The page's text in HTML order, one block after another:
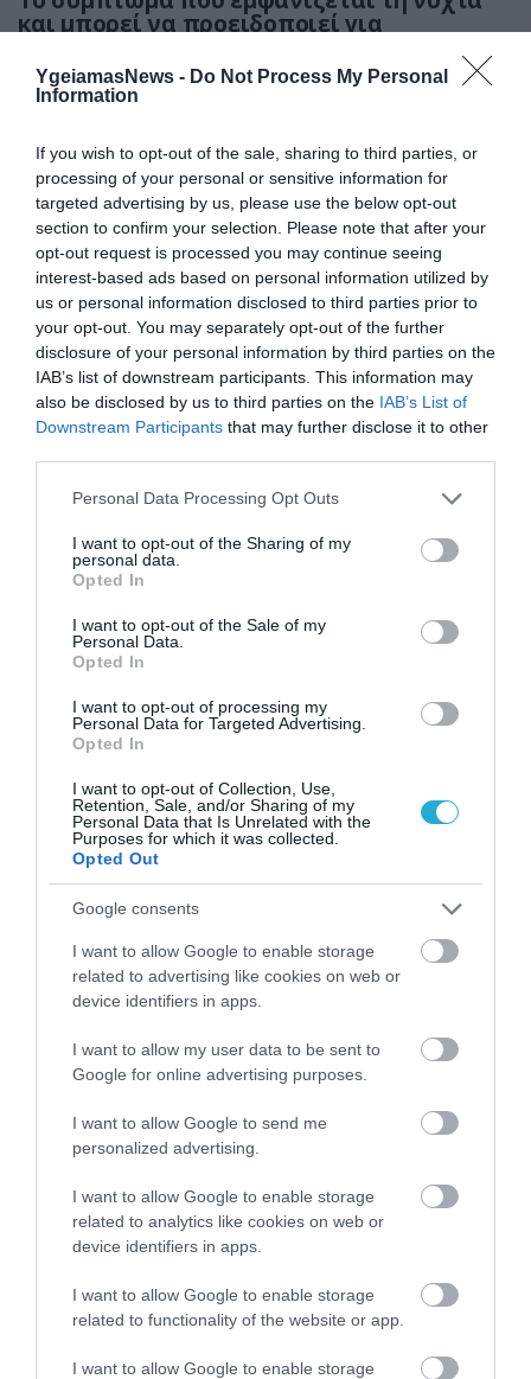
YgeiamasNews - Do Not Process My Personal
Information
If you wish to opt-out of the sale, sharing to third parties, or
processing of your personal or sensitive information for
targeted advertising by us, please use the below opt-out
section to confirm your selection. Please note that after your
opt-out request is processed you may continue seeing
interest-based ads based on personal information utilized by
us or personal information disclosed to third parties prior to
your opt-out. You may separately opt-out of the further
disclosure of your personal information by third parties on the
IAB’s list of downstream participants. This information may
also be disclosed by us to third parties on the IAB’s List of
Downstream Participants that may further disclose it to other
Please note that this website/app uses one or more Google
not limited to your visit or usage behaviour. You may click to
grant or deny consent to Google and its third-party tags to
use your data for below specified purposes in below Google
consent section.
Personal Data Processing Opt Outs
I want to opt-out of the Sharing of my
personal data.
Opted In
I want to opt-out of the Sale of my
Personal Data.
Opted In
I want to opt-out of processing my
Personal Data for Targeted Advertising.
Opted In
I want to opt-out of Collection, Use,
Retention, Sale, and/or Sharing of my
Personal Data that Is Unrelated with the
Purposes for which it was collected.
Opted Out
Google consents
I want to allow Google to enable storage
related to advertising like cookies on web or
device identifiers in apps.
I want to allow my user data to be sent to
Google for online advertising purposes.
I want to allow Google to send me
personalized advertising.
I want to allow Google to enable storage
related to analytics like cookies on web or
device identifiers in apps.
I want to allow Google to enable storage
related to functionality of the website or app.
I want to allow Google to enable storage
και μπορεί να προειδοποιεί για
31.07.2026 03:06
Ιατρικά μυστήρια που έμειναν ανεξήγητα
για δεκαετίες
31.07.2026 03:05
Εκεί που κρύβεται ο μεγαλύτερος κίνδυνος
εξάντληση που μπορεί να κρύβει ένα
αυτοάνοσο νόσημα